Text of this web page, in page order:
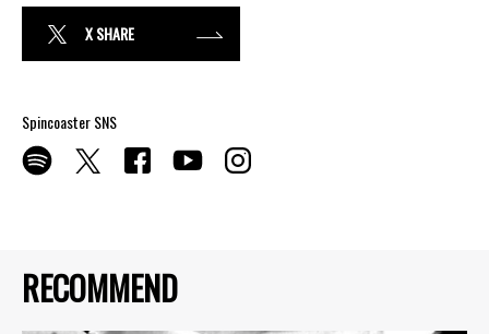
RECOMMEND
X SHARE
Spincoaster SNS